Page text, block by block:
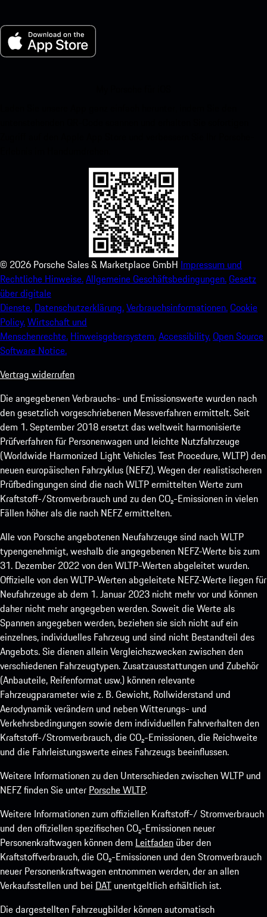
© 2026 Porsche Sales & Marketplace GmbH Impressum und
Rechtliche Hinweise.Allgemeine Geschäftsbedingungen.Gesetz
über digitale
Dienste. Datenschutzerklärung.Verbrauchsinformationen.Cookie
Policy.Wirtschaft und
Menschenrechte. Hinweisgebersystem.Accessibility.Open Source
Software Notice.
Vertrag widerrufen
Die angegebenen Verbrauchs- und Emissionswerte wurden nach
den gesetzlich vorgeschriebenen Messverfahren ermittelt. Seit
dem 1. September 2018 ersetzt das weltweit harmonisierte
Prüfverfahren für Personenwagen und leichte Nutzfahrzeuge
(Worldwide Harmonized Light Vehicles Test Procedure, WLTP) den
neuen europäischen Fahrzyklus (NEFZ). Wegen der realistischeren
Prüfbedingungen sind die nach WLTP ermittelten Werte zum
Kraftstoff-/Stromverbrauch und zu den CO₂-Emissionen in vielen
Fällen höher als die nach NEFZ ermittelten.
Alle von Porsche angebotenen Neufahrzeuge sind nach WLTP
typengenehmigt, weshalb die angegebenen NEFZ-Werte bis zum
31. Dezember 2022 von den WLTP-Werten abgeleitet wurden.
Offizielle von den WLTP-Werten abgeleitete NEFZ-Werte liegen für
Neufahrzeuge ab dem 1. Januar 2023 nicht mehr vor und können
daher nicht mehr angegeben werden. Soweit die Werte als
Spannen angegeben werden, beziehen sie sich nicht auf ein
einzelnes, individuelles Fahrzeug und sind nicht Bestandteil des
Angebots. Sie dienen allein Vergleichszwecken zwischen den
verschiedenen Fahrzeugtypen. Zusatzausstattungen und Zubehör
(Anbauteile, Reifenformat usw.) können relevante
Fahrzeugparameter wie z. B. Gewicht, Rollwiderstand und
Aerodynamik verändern und neben Witterungs- und
Verkehrsbedingungen sowie dem individuellen Fahrverhalten den
Kraftstoff-/Stromverbrauch, die CO₂-Emissionen, die Reichweite
und die Fahrleistungswerte eines Fahrzeugs beeinflussen.
Weitere Informationen zu den Unterschieden zwischen WLTP und
NEFZ finden Sie unter Porsche WLTP.
Weitere Informationen zum offiziellen Kraftstoff-/ Stromverbrauch
und den offiziellen spezifischen CO₂-Emissionen neuer
Personenkraftwagen können dem Leitfaden über den
Kraftstoffverbrauch, die CO₂-Emissionen und den Stromverbrauch
neuer Personenkraftwagen entnommen werden, der an allen
Verkaufsstellen und bei DAT unentgeltlich erhältlich ist.
Die dargestellten Fahrzeugbilder können automatisch